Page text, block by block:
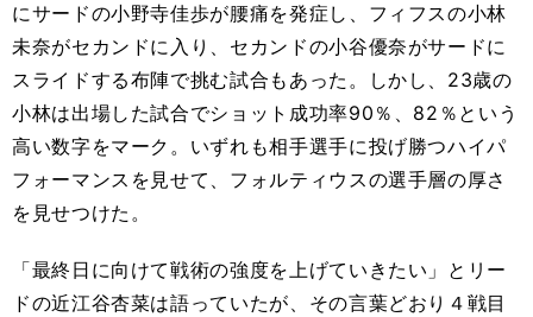
にサードの小野寺佳歩が腰痛を発症し、フィフスの小林
未奈がセカンドに入り、セカンドの小谷優奈がサードに
スライドする布陣で挑む試合もあった。しかし、23歳の
小林は出場した試合でショット成功率90％、82％という
高い数字をマーク。いずれも相手選手に投げ勝つハイパ
フォーマンスを見せて、フォルティウスの選手層の厚さ
を見せつけた。
「最終日に向けて戦術の強度を上げていきたい」とリー
ドの近江谷杏菜は語っていたが、その言葉どおり４戦目